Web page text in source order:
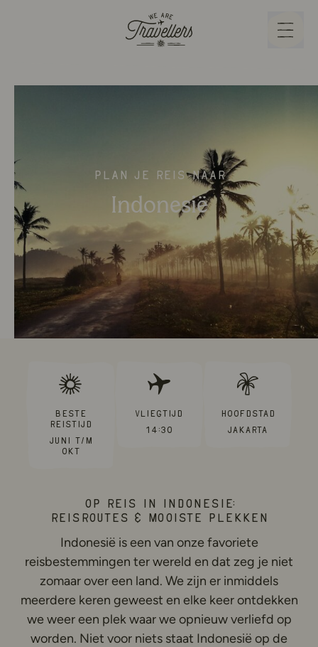
Plan je reis naar
Indonesië
Beste
reistijd
Juni t/m
Okt
Vliegtijd
14:30
Hoofdstad
Jakarta
Op reis in Indonesië:
Reisroutes & mooiste plekken
Indonesië is een van onze favoriete
reisbestemmingen ter wereld en dat zeg je niet
zomaar over een land. We zijn er inmiddels
meerdere keren geweest en elke keer ontdekken
we weer een plek waar we opnieuw verliefd op
worden. Niet voor niets staat Indonesië op de